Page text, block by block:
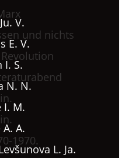
V.
und nichts
E. V.
I. S.
N. N.
I. M.
A.
1970.
L. Ja.